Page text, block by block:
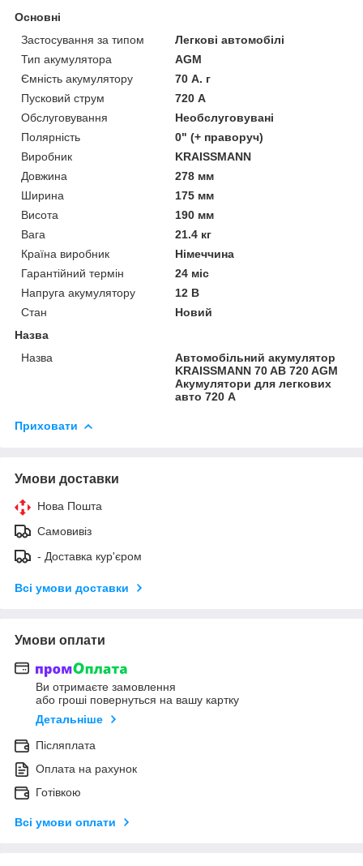
Основні
Застосування за типом
Легкові автомобілі
Тип акумулятора
AGM
Ємність акумулятору
70 А. г
Пусковий струм
720 А
Обслуговування
Необслуговувані
Полярність
0" (+ праворуч)
Виробник
KRAISSMANN
Довжина
278 мм
Ширина
175 мм
Висота
190 мм
Вага
21.4 кг
Країна виробник
Німеччина
Гарантійний термін
24 міс
Напруга акумулятору
12 В
Стан
Новий
Назва
Назва
Автомобільний акумулятор
KRAISSMANN 70 AB 720 AGM
Акумулятори для легкових
авто 720 А
Приховати
Умови доставки
Нова Пошта
Самовивіз
- Доставка кур'єром
Всі умови доставки
Умови оплати
Ви отримаєте замовлення
або гроші повернуться на вашу картку
Детальніше
Післяплата
Оплата на рахунок
Готівкою
Всі умови оплати